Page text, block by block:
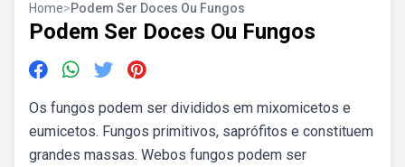
Home>Podem Ser Doces Ou Fungos
Podem Ser Doces Ou Fungos
Os fungos podem ser divididos em mixomicetos e
eumicetos. Fungos primitivos, saprófitos e constituem
grandes massas. Webos fungos podem ser